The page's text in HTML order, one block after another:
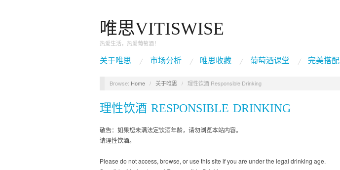
唯思VITISWISE
热爱生活，热爱葡萄酒！
关于唯思 市场分析 唯思收藏 葡萄酒课堂 完美搭配
Browse: Home / 关于唯思 / 理性饮酒 Responsible Drinking
理性饮酒 RESPONSIBLE DRINKING
敬告：如果您未满法定饮酒年龄，请勿浏览本站内容。
请理性饮酒。
Please do not access, browse, or use this site if you are under the legal drinking age.